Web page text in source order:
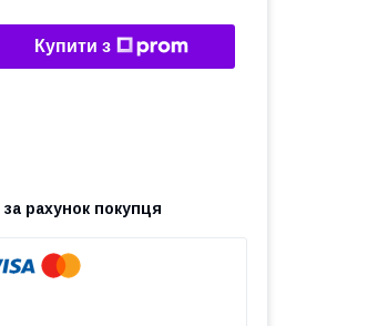
Купити з
за рахунок покупця